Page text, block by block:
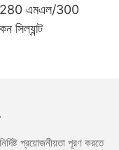
280 এমএল/300
সিল্যান্ট
প্রয়োজনীয়তা পূরণ করতে